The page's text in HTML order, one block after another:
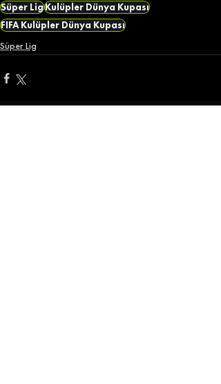
Süper LigKulüpler Dünya Kupası
FIFA Kulüpler Dünya Kupası
Süper Lig